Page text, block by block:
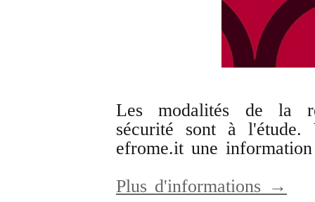
Les modalités de la
sécurité sont à
efrome.it une
Plus d'informations →